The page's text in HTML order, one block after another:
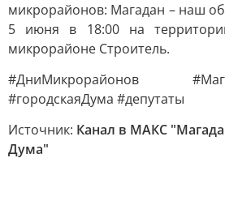
микрорайонов: Магадан – наш
5 июня в 18:00 на
микрорайоне Строитель.
#ДниМикрорайонов
#городскаяДума #депутаты
Источник: Канал в МАКС
Дума"